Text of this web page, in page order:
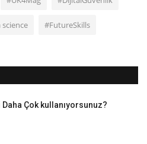
#FutureSkills
Çok kullanıyorsunuz?